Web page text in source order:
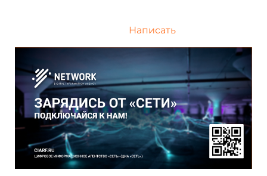
Написать